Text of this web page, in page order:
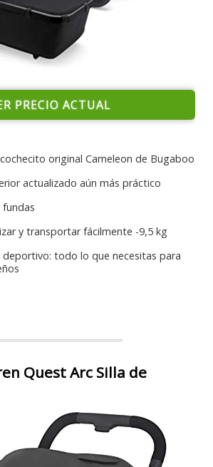
PRECIO ACTUAL
original Cameleon de Bugaboo
actualizado aún más práctico
fundas
y transportar fácilmente -9,5 kg
deportivo: todo lo que necesitas para
Quest Arc Silla de